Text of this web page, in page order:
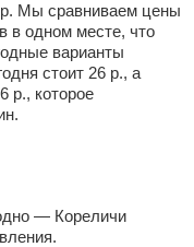
р. Мы сравниваем цены
в одном месте, что
варианты
стоит 26 р., а
р., которое
.
— Кореличи